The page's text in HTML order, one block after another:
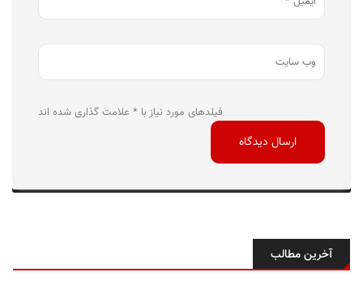
فیلدهای مورد نیاز با * علامت گذاری شده اند
آخرین مطالب